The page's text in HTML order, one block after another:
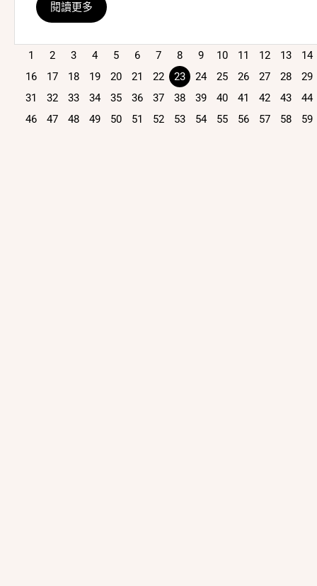
閱讀更多
1 2 3 4 5 6 7 8 9 10 11 12 13
14
16
17 18 19 20 21 22 23 24 25 26 27 28
29
31
32 33 34 35 36 37 38 39 40 41 42 43
44
46
47 48 49 50 51 52 53 54 55 56 57 58 59